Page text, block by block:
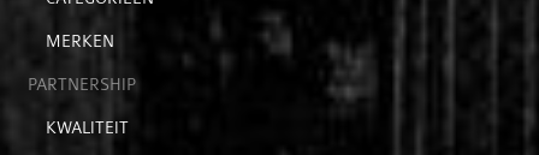
voor
product
MERKEN
PARTNERSHIP
Open
KWALITEIT